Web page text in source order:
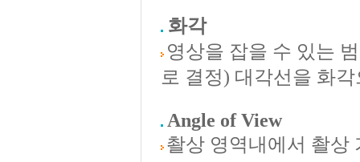
화각
영상을 잡을 수 있는
로 결정) 대각선을 화
Angle of View
촬상 영역내에서 촬상